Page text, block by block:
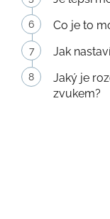
Co je to
Jak
Jaký je
zvukem?